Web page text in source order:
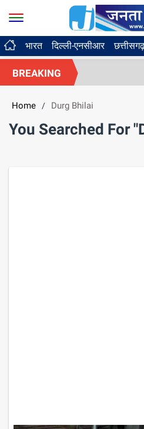
भारत दिल्ली-एनसीआर
BREAKING
Home / Durg Bhilai
You Searched For